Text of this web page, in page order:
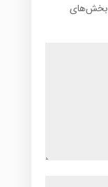
بخش‌های